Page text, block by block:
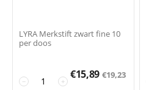
LYRA Merkstift zwart fine 10
per doos
+
−
€15,89 €19,23